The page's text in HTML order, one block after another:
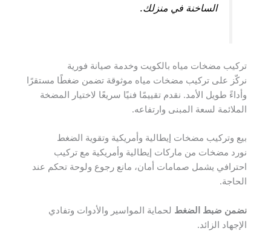
الساخنة في منزلك.
تركيب مضخات مياه بالكويت وخدمة صيانة فورية
نركّز على تركيب مضخات مياه موثوقة تضمن ضغطًا مستقرًا
وأداءً طويل الأمد. نقدم تقييمًا فنيًا سريعًا لاختيار المضخة
الملائمة لسعة المبنى وارتفاعه.
بيع وتركيب مضخات إيطالية وأمريكية وتقوية الضغط
نورد مضخات من ماركات إيطالية وأمريكية مع تركيب
احترافي يشمل صمامات أمان، مانع رجوع ولوحة تحكم عند
الحاجة.
نضمن ضبط الضغط لحماية المواسير والأدوات وتفادي
الإجهاد الزائد.